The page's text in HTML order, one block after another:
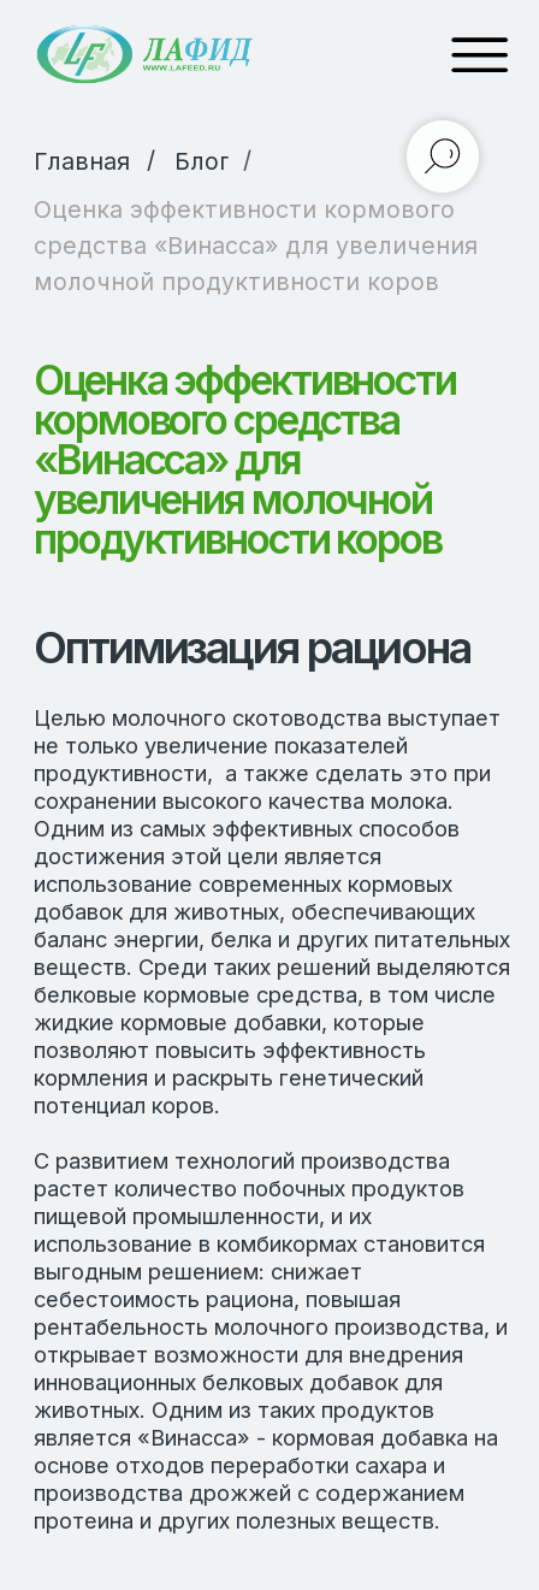
Оценка эффективности кормового
средства «Винасса» для увеличения
молочной продуктивности коров
Оценка эффективности
кормового средства
увеличения молочной
продуктивности коров
Оптимизация рациона
Целью молочного скотоводства выступает
не только увеличение показателей
продуктивности, а также сделать это при
использование современных кормовых
добавок для животных, обеспечивающих
баланс энергии, белка и других питательных
белковые кормовые средства, в том числе
жидкие кормовые добавки, которые
позволяют повысить эффективность
кормления и раскрыть генетический
потенциал коров.
С развитием технологий производства
растет количество побочных продуктов
пищевой промышленности, и их
использование в комбикормах становится
выгодным решением: снижает
себестоимость рациона, повышая
рентабельность молочного производства, и
открывает возможности для внедрения
инновационных белковых добавок для
животных. Одним из таких продуктов
является «Винасса» - кормовая добавка на
основе отходов переработки сахара и
производства дрожжей с содержанием
протеина и других полезных веществ.
Внедрение «Винассы»
в рацион
При введении «Винассы» в количестве 1,0
кг/гол. частицы комбикорма связываются
более прочно с другими кормами, такими
как сено и силос, что делает рацион более
однородным и снижает выборочное
потребление фракций. Жидкая форма
добавки помогает равномерно
распределять питательные вещества и
повышает органолептические свойства
рациона, стимулируя животных потреблять
полносмешанный корм в большем
количестве.
Рост молочной